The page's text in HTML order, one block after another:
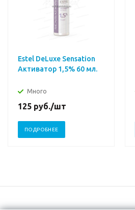
Estel DeLuxe Sensation
Активатор 1,5% 60 мл.
Много
125 руб./шт
ПОДРОБНЕЕ